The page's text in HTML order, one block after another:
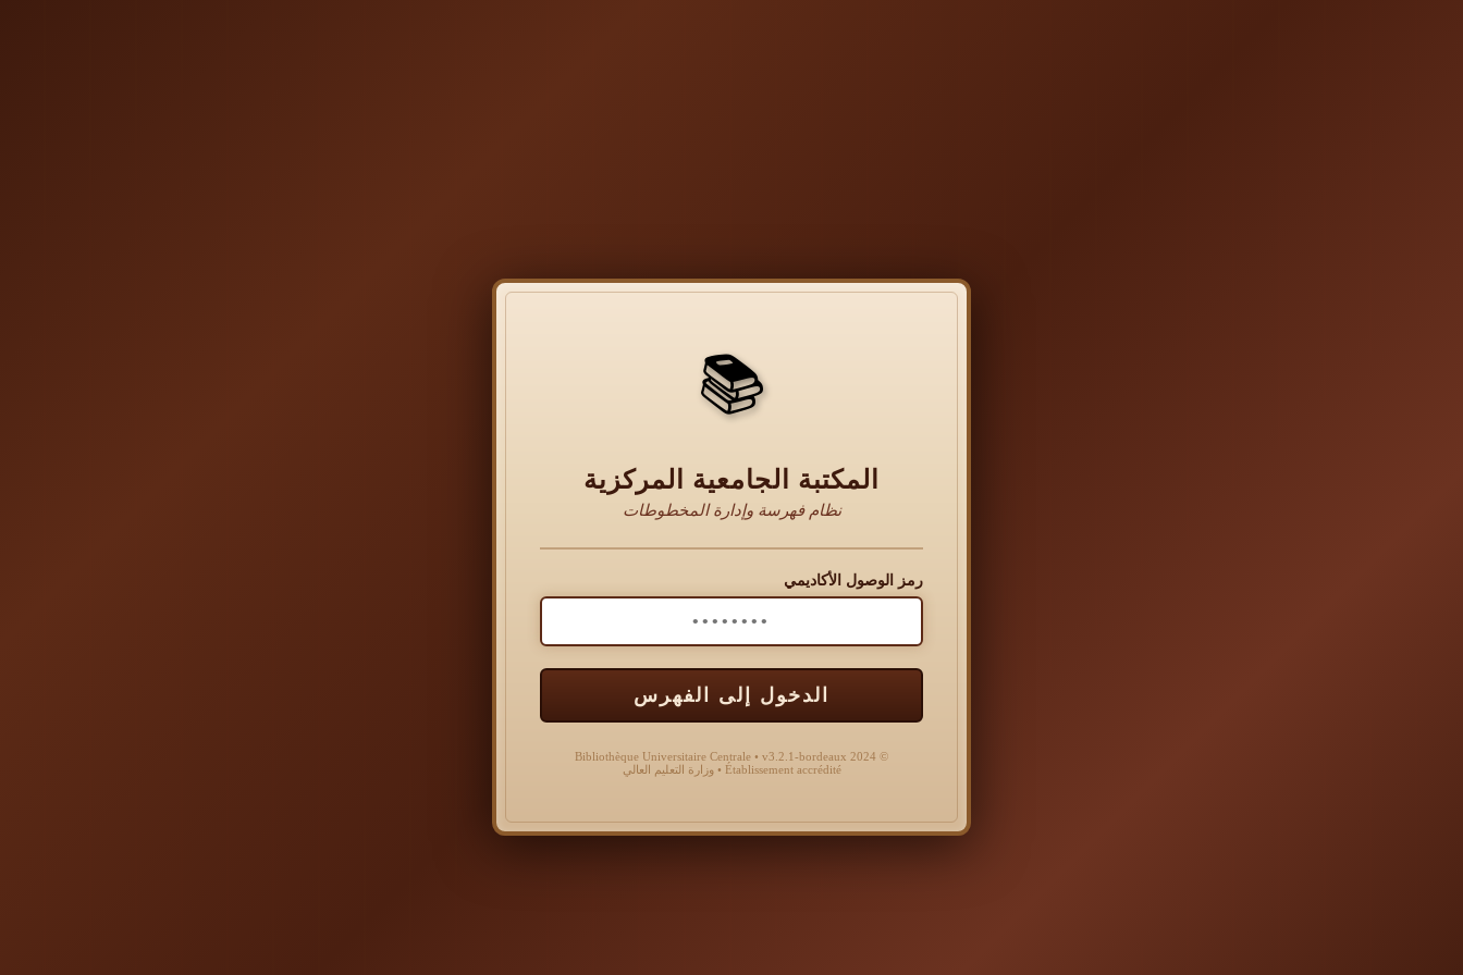
📚
المكتبة الجامعية المركزية
نظام فهرسة وإدارة المخطوطات
رمز الوصول الأكاديمي
الدخول إلى الفهرس
© 2024 Bibliothèque Universitaire Centrale • v3.2.1-bordeaux
Établissement accrédité • وزارة التعليم العالي